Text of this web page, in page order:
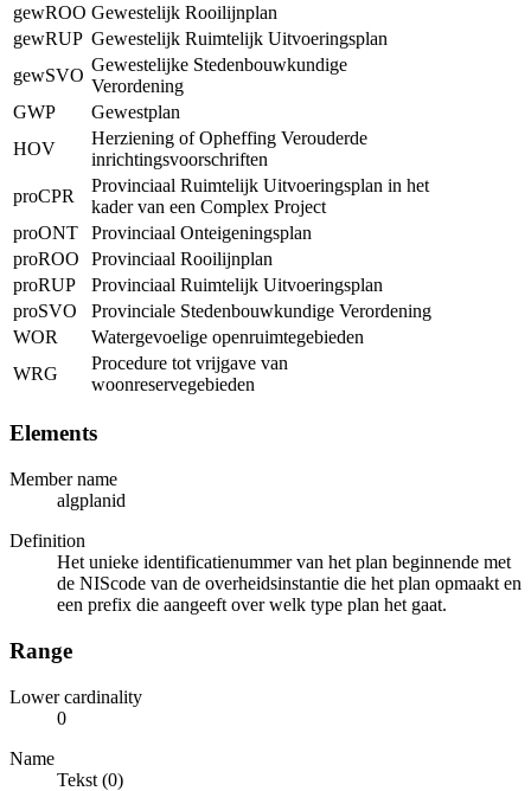
gewROO Gewestelijk Rooilijnplan
gewRUP Gewestelijk Ruimtelijk Uitvoeringsplan
gewSVO
Gewestelijke Stedenbouwkundige
Verordening
GWP
Gewestplan
HOV
Herziening of Opheffing Verouderde
inrichtingsvoorschriften
proCPR
Provinciaal Ruimtelijk Uitvoeringsplan in het
kader van een Complex Project
proONT
Provinciaal Onteigeningsplan
proROO
Provinciaal Rooilijnplan
proRUP
Provinciaal Ruimtelijk Uitvoeringsplan
proSVO
Provinciale Stedenbouwkundige Verordening
WOR
Watergevoelige openruimtegebieden
WRG
Procedure tot vrijgave van
woonreservegebieden
Elements
Member name
algplanid
Definition
Het unieke identificatienummer van het plan beginnende met
de NIScode van de overheidsinstantie die het plan opmaakt en
een prefix die aangeeft over welk type plan het gaat.
Range
Lower cardinality
0
Name
Tekst (0)